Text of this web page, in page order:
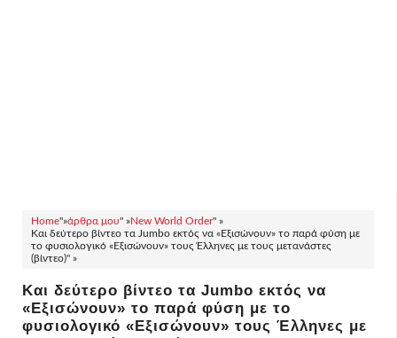
Home"»άρθρα μου" »New World Order" »
Και δεύτερο βίντεο τα Jumbo εκτός να «Εξισώνουν» το παρά φύση με
το φυσιολογικό «Εξισώνουν» τους Έλληνες με τους μετανάστες
(βίντεο)" »
Και δεύτερο βίντεο τα Jumbo εκτός να
«Εξισώνουν» το παρά φύση με το
φυσιολογικό «Εξισώνουν» τους Έλληνες με